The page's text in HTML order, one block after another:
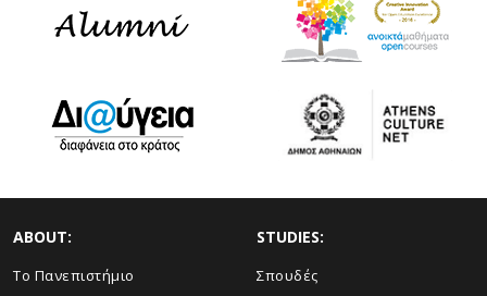
ABOUT:
Το Πανεπιστήμιο
STUDIES:
Σπουδές